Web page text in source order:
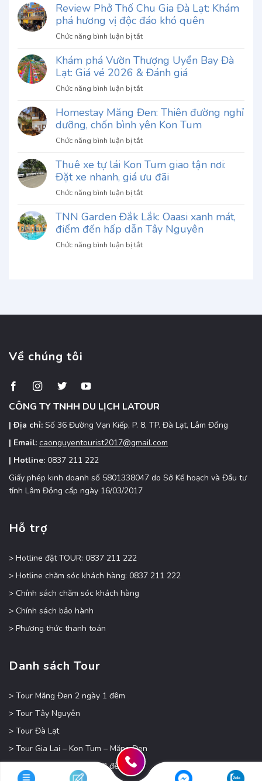
Review Phở Thố Chu Gia Đà Lạt: Khám
phá hương vị độc đáo khó quên
Chức năng bình luận bị tắtở
Phở
Thố
Gia
Lạt:
Khám
phá
vị
độc
quên
Khám phá Vườn Thượng Uyển Bay Đà
Lạt: Giá vé 2026 & Đánh giá
Chức năng bình luận bị tắtở
phá
Vườn
Uyển
Đà
Lạt:
Giá
2026
&
Homestay Măng Đen: Thiên đường nghỉ
dưỡng, chốn bình yên Kon Tum
Chức năng bình luận bị tắtở
Măng
Đen:
đường
nghỉ
dưỡng,
chốn
bình
Thuê xe tự lái Kon Tum giao tận nơi:
Đặt xe nhanh, giá ưu đãi
Chức năng bình luận bị tắtở
xe
tự
Kon
TNN Garden Đắk Lắk: Oaasi xanh mát,
điểm đến hấp dẫn Tây Nguyên
Chức năng bình luận bị tắtở
xanh
Về chúng tôi
CÔNG TY TNHH DU LỊCH LATOUR
| Địa chỉ: Số 36 Đường Vạn Kiếp, P. 8, TP. Đà Lạt, Lâm Đồng
| Email: caonguyentourist2017@gmail.com
| Hotline: 0837 211 222
Giấy phép kinh doanh số 5801338047 do Sở Kế hoạch và Đầu tư
tỉnh Lâm Đồng cấp ngày 16/03/2017
Hỗ trợ
> Hotline đặt TOUR: 0837 211 222
> Hotline chăm sóc khách hàng: 0837 211 222
> Chính sách chăm sóc khách hàng
> Chính sách bảo hành
> Phương thức thanh toán
Danh sách Tour
> Tour Măng Đen 2 ngày 1 đêm
> Tour Tây Nguyên
> Tour Đà Lạt
> Tour Gia Lai – Kon Tum – Măng Đen
> Tour Măng Đen 4 ngày 3 đêm